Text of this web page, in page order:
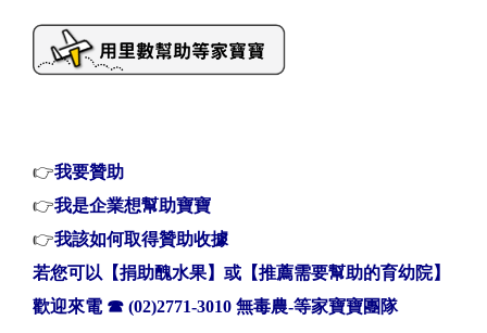
👉我要贊助
👉我是企業想幫助寶寶
👉我該如何取得贊助收據
若您可以【捐助醜水果】或【推薦需要幫助的育幼院】
歡迎來電☎ (02)2771-3010 無毒農-等家寶寶團隊